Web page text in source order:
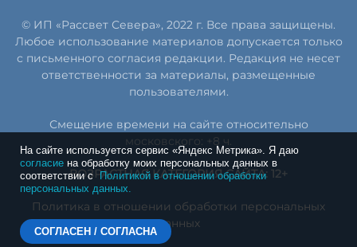
© ИП «Рассвет Севера», 2022 г. Все права защищены.
Любое использование материалов допускается только
с письменного согласия редакции. Редакция не несет
ответственности за материалы, размещенные
пользователями.
Смещение времени на сайте относительно
московского: +8 ч.
ВОЗРАСТНАЯ КАТЕГОРИЯ САЙТА: 12+
Политика в отношении обработки персональных
данных
На сайте используется сервис «Яндекс Метрика». Я даю
согласие на обработку моих персональных данных в
соответствии сПолитикой в отношении обработки
персональных данных.
СОГЛАСЕН / СОГЛАСНА